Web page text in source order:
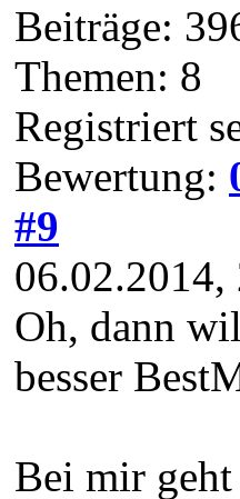
Beiträge:
Themen: 8
Registriert
Bewertung:
#9
06.02.2014,
Oh, dann
besser
Bei mir geht